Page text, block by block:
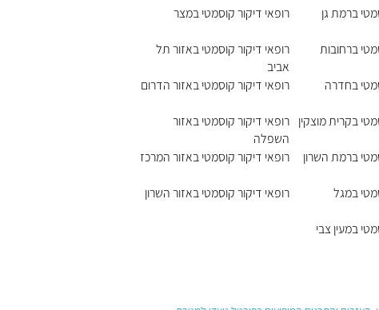
ברמת גן
ברחובות
בחדרה
בקרית מוצקין
ברמת השרון
במגל
במעין צבי
רופאי דיקור קוסמטי במצר
רופאי דיקור קוסמטי באזור תל
אביב
רופאי דיקור קוסמטי באזור הדרום
רופאי דיקור קוסמטי באזור
השפלה
רופאי דיקור קוסמטי באזור המרכז
רופאי דיקור קוסמטי באזור השרון